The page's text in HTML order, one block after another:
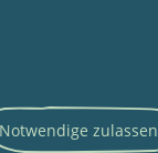
Notwendige zulassen